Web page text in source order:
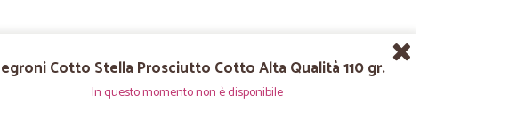
Cotto Stella Prosciutto Cotto Alta Qualità 110 gr.
In questo momento non è disponibile